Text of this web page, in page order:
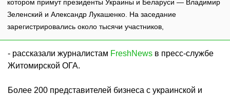
котором примут президенты Украины и Беларуси — Владимир
Зеленский и Александр Лукашенко. На заседание
зарегистрировались около тысячи участников,
- рассказали журналистам FreshNews в пресс-службе
Житомирской ОГА.
Более 200 представителей бизнеса с украинской и